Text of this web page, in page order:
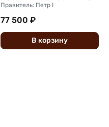
Правитель: Петр I
77 500 ₽
В корзину